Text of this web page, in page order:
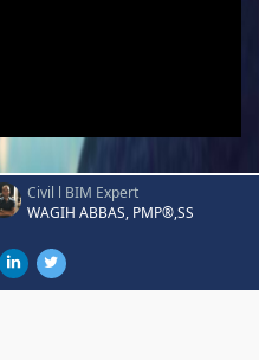
Civil l BIM Expert
WAGIH ABBAS, PMP®,SS